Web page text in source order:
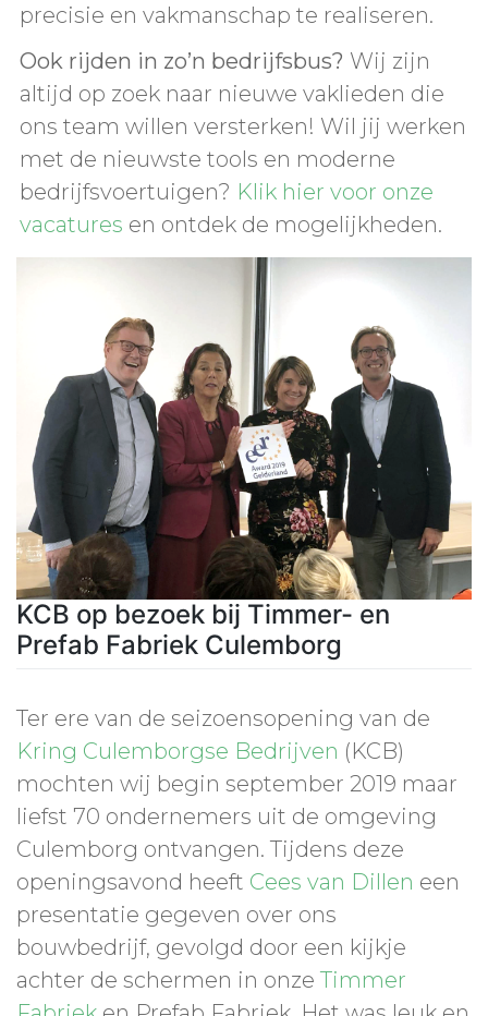
precisie en vakmanschap te realiseren.
Ook rijden in zo’n bedrijfsbus? Wij zijn
altijd op zoek naar nieuwe vaklieden die
ons team willen versterken! Wil jij werken
met de nieuwste tools en moderne
bedrijfsvoertuigen? Klik hier voor onze
vacatures en ontdek de mogelijkheden.
KCB op bezoek bij Timmer- en
Prefab Fabriek Culemborg
Ter ere van de seizoensopening van de
Kring Culemborgse Bedrijven (KCB)
mochten wij begin september 2019 maar
liefst 70 ondernemers uit de omgeving
Culemborg ontvangen. Tijdens deze
openingsavond heeft Cees van Dillen een
presentatie gegeven over ons
bouwbedrijf, gevolgd door een kijkje
achter de schermen in onze Timmer